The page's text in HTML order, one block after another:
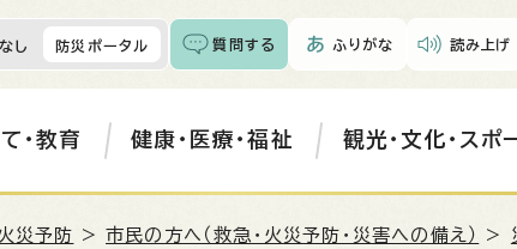
し 防災ポータル 質問する ふりがな 読み上げ
・教育 健康・医療・福祉 観光・文化・スポ
災予防 >市民の方へ（救急・火災予防・災害への備え） >